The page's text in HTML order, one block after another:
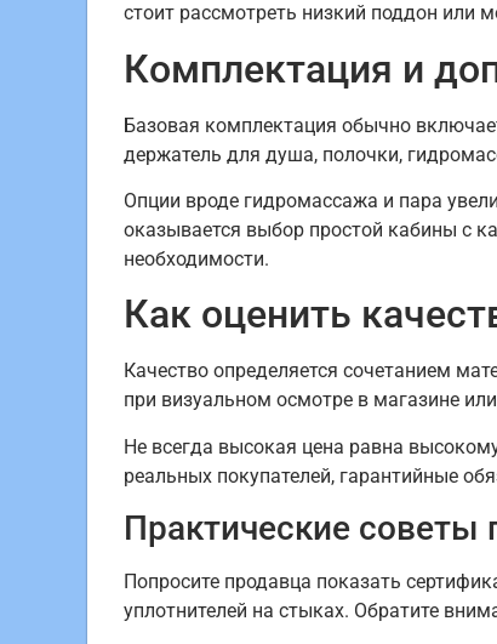
стоит рассмотреть низкий поддон или
Комплектация и
Базовая комплектация обычно
держатель для душа, полочки,
Опции вроде гидромассажа и пара
оказывается выбор простой кабины с
необходимости.
Как оценить
Качество определяется сочетанием
при визуальном осмотре в магазине
Не всегда высокая цена равна
реальных покупателей, гарантийные
Практические советы
Попросите продавца показать
уплотнителей на стыках. Обратите